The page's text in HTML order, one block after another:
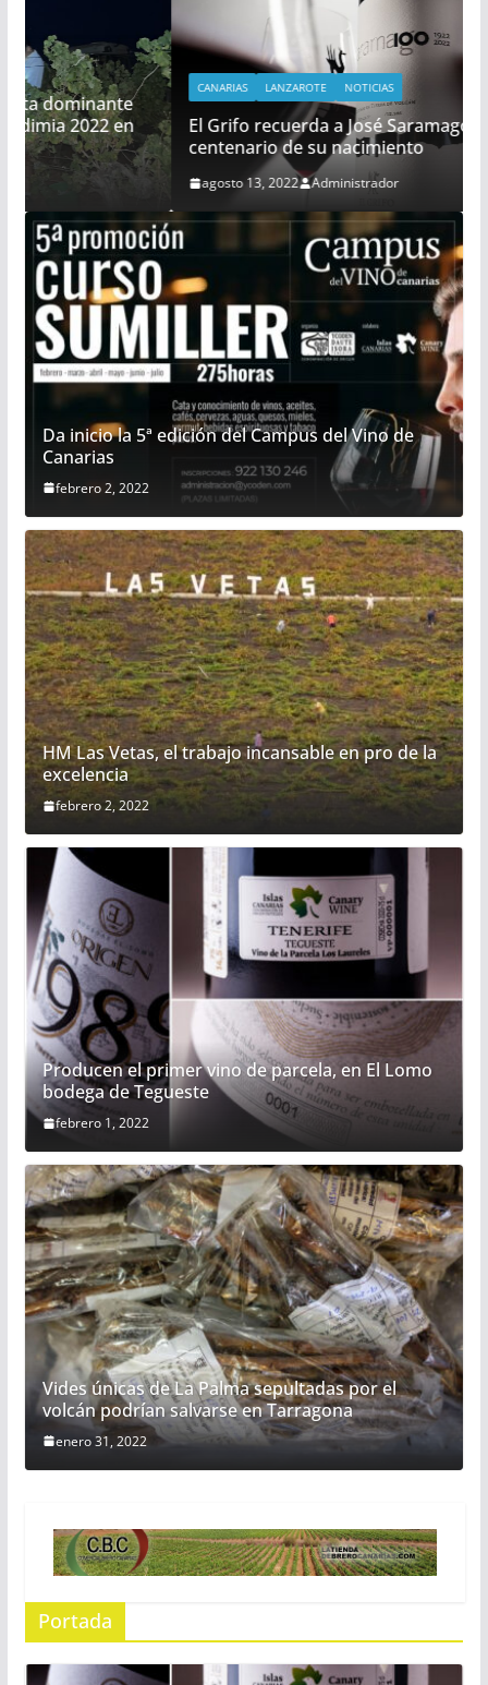
CANARIAS LANZAROTE NOTICIAS
El Grifo recuerda a José Saramago en el
centenario de su nacimiento
agosto 13, 2022 Administrador
Da inicio la 5ª edición del Campus del Vino de
Canarias
febrero 2, 2022
HM Las Vetas, el trabajo incansable en pro de la
excelencia
febrero 2, 2022
Producen el primer vino de parcela, en El Lomo
bodega de Tegueste
febrero 1, 2022
Vides únicas de La Palma sepultadas por el
volcán podrían salvarse en Tarragona
enero 31, 2022
Portada